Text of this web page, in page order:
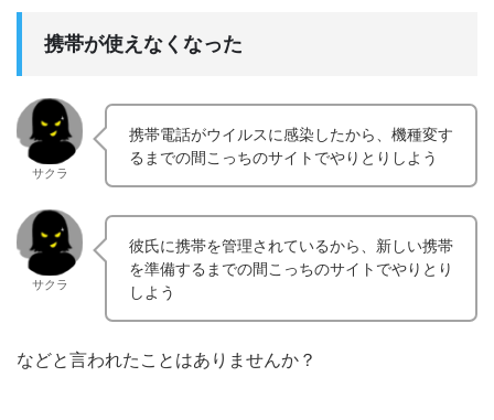
携帯が使えなくなった
サクラ
携帯電話がウイルスに感染したから、機種変す
るまでの間こっちのサイトでやりとりしよう
サクラ
彼氏に携帯を管理されているから、新しい携帯
を準備するまでの間こっちのサイトでやりとり
しよう
などと言われたことはありませんか？